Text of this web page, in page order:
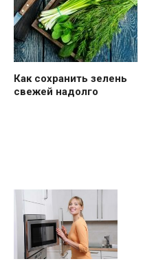
Как сохранить зелень
свежей надолго